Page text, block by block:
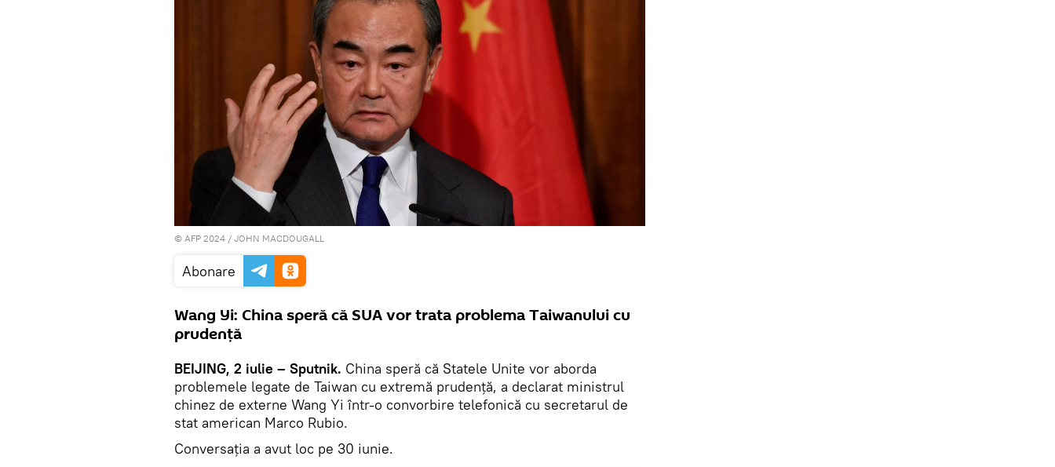
© AFP 2024 / JOHN MACDOUGALL
Abonare
Wang Yi: China speră că SUA vor trata problema Taiwanului cu
prudență
BEIJING, 2 iulie – Sputnik. China speră că Statele Unite vor aborda
problemele legate de Taiwan cu extremă prudență, a declarat ministrul
chinez de externe Wang Yi într-o convorbire telefonică cu secretarul de
stat american Marco Rubio.
Conversația a avut loc pe 30 iunie.